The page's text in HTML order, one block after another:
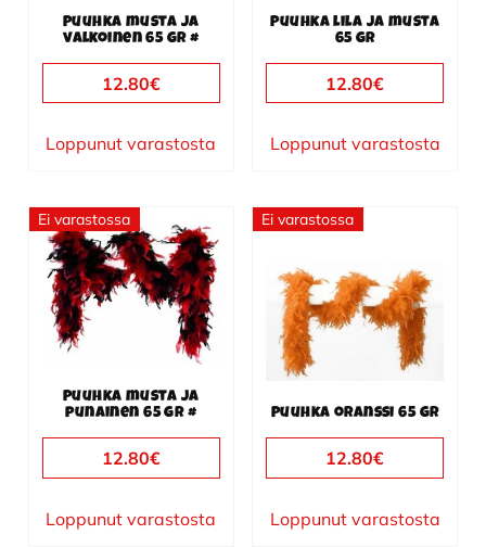
Puuhka musta ja
valkoinen 65 gr #
12.80€
Loppunut varastosta
Puuhka lila ja musta
65 gr
12.80€
Loppunut varastosta
Ei varastossa
Puuhka musta ja
punainen 65 gr #
12.80€
Loppunut varastosta
Ei varastossa
Puuhka oranssi 65 gr
12.80€
Loppunut varastosta